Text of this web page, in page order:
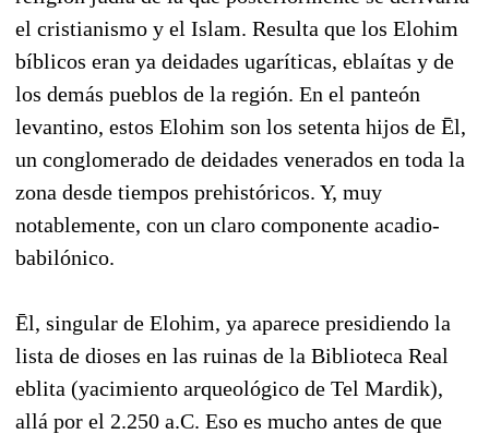
el cristianismo y el Islam. Resulta que los Elohim
bíblicos eran ya deidades ugaríticas, eblaítas y de
los demás pueblos de la región. En el panteón
levantino, estos Elohim son los setenta hijos de Ēl,
un conglomerado de deidades venerados en toda la
zona desde tiempos prehistóricos. Y, muy
notablemente, con un claro componente acadio-
babilónico.
Ēl, singular de Elohim, ya aparece presidiendo la
lista de dioses en las ruinas de la Biblioteca Real
eblita (yacimiento arqueológico de Tel Mardik),
allá por el 2.250 a.C. Eso es mucho antes de que